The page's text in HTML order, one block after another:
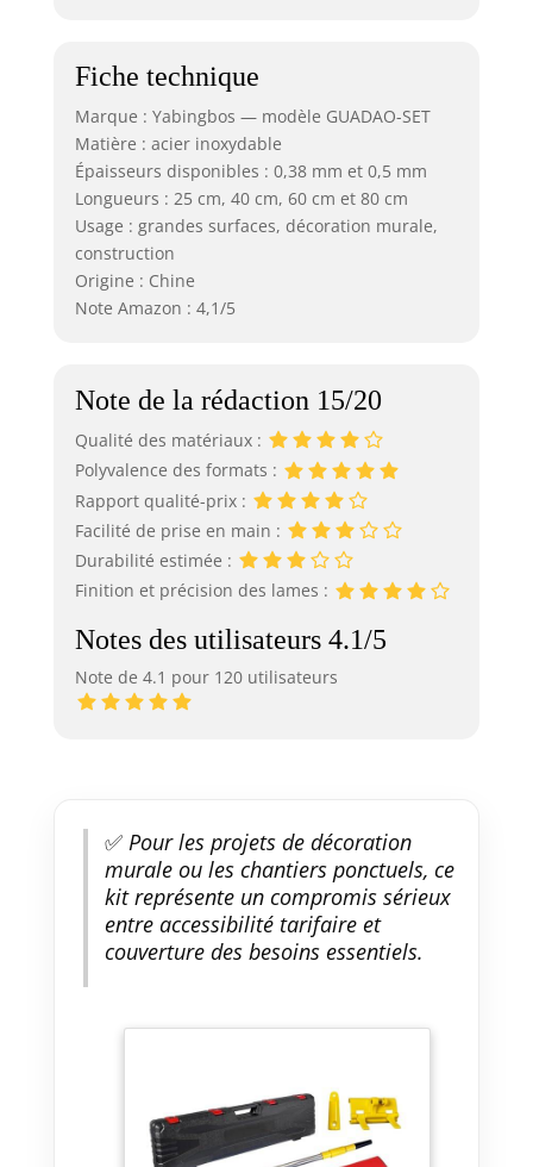
Fiche technique
Marque : Yabingbos — modèle GUADAO-SET
Matière : acier inoxydable
Épaisseurs disponibles : 0,38 mm et 0,5 mm
Longueurs : 25 cm, 40 cm, 60 cm et 80 cm
Usage : grandes surfaces, décoration murale,
construction
Origine : Chine
Note Amazon : 4,1/5
Note de la rédaction 15/20
Qualité des matériaux :
Polyvalence des formats :
Rapport qualité-prix :
Facilité de prise en main :
Durabilité estimée :
Finition et précision des lames :
Notes des utilisateurs 4.1/5
Note de 4.1 pour 120 utilisateurs
✅Pour les projets de décoration
murale ou les chantiers ponctuels, ce
kit représente un compromis sérieux
entre accessibilité tarifaire et
couverture des besoins essentiels.